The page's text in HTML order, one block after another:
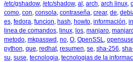
/etc/gshadow, /etc/shadow, al , arch, arch linux,
como, con, consola, contraseña, crear, de,
es, fedora, funcion, hash, howto, información,
linea de comandos, linux, los, manjaro,
metodo, mkpasswd , no, O, OpenSSL, opensuse
python, que, redhat, resumen, se, sha-256,
su, suse, tecnologia, tecnologias de la